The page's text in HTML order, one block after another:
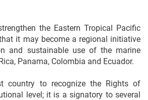
the Eastern Tropical Pacific
it may become a regional initiative
and sustainable use of the marine
Panama, Colombia and Ecuador.
country to recognize the Rights of
level; it is a signatory to several